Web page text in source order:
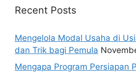
Recent Posts
Mengelola Modal Usaha di
dan Trik bagi Pemula
Mengapa Program Persiapan